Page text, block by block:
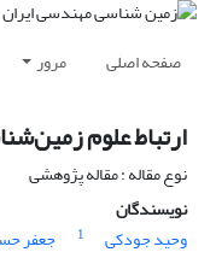
صفحه اصلی مرور
ارتباط علوم
نوع مقاله : مقاله پژوهشی
نویسندگان
وحید جودکی
1 جعفر